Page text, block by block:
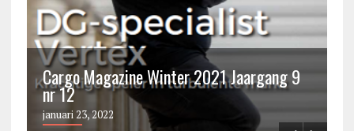
Cargo Magazine Winter 2021 Jaargang 9
nr 12
januari 23, 2022